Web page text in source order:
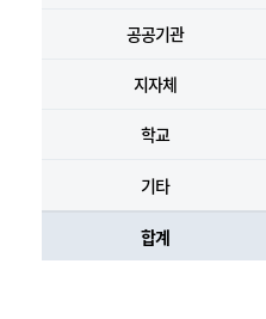
공공기관
지자체
학교
기타
합계